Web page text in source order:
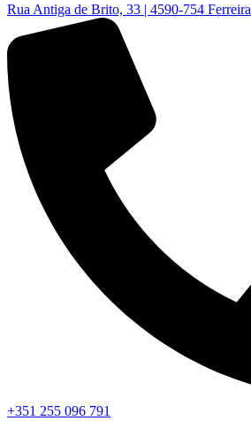
Rua Antiga de Brito, 33 | 4590-754 Ferreira
+351 255 096 791